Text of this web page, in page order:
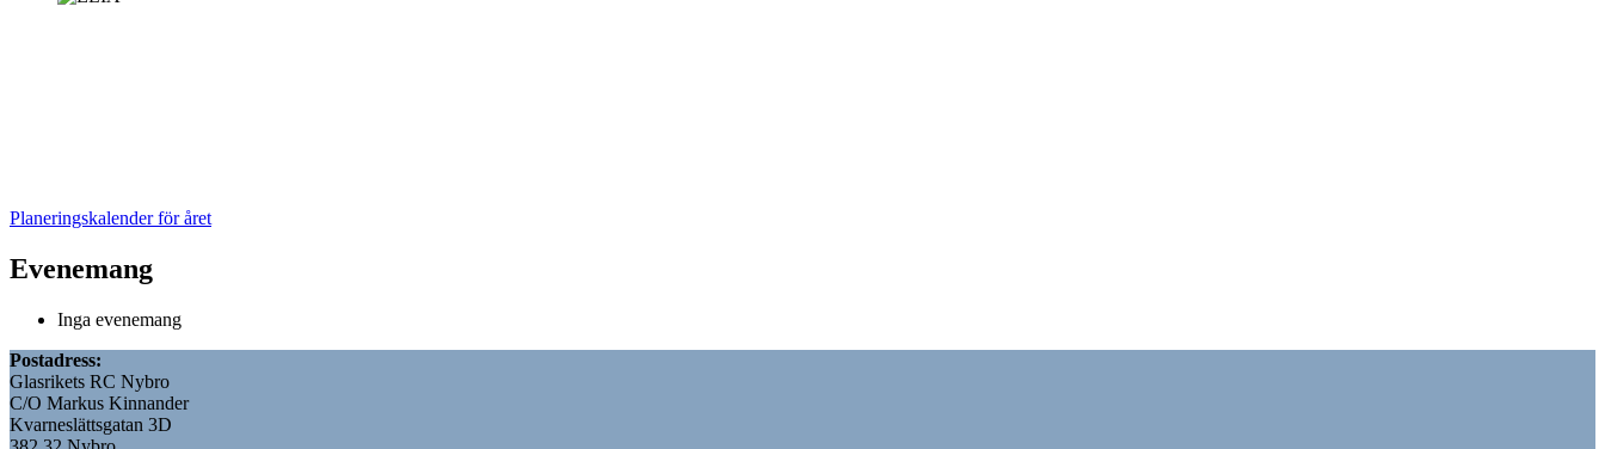
Planeringskalender för året
Evenemang
Inga evenemang
Postadress:
Glasrikets RC Nybro
C/O Markus Kinnander
Kvarneslättsgatan 3D